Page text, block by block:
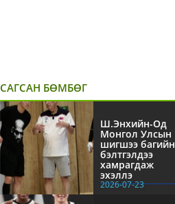
САГСАН БӨМБӨГ
Ш.Энхийн-Од
Монгол Улсын
шигшээ багийн
бэлтгэлдээ
хамрагдаж
эхэллэ
2026-07-23